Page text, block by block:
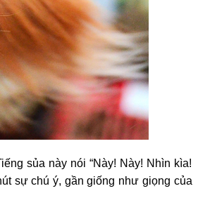
sủa này nói “Này! Này! Nhìn kìa!
sự chú ý, gần giống như giọng của